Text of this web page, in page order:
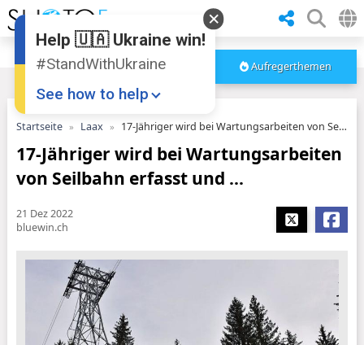
Aufregerthemen
Startseite Laax 17-Jähriger wird bei Wartungsarbeiten von Seilbahn erfasst und ...
17-Jähriger wird bei Wartungsarbeiten
von Seilbahn erfasst und ...
21 Dez 2022
bluewin.ch
Help 🇺🇦 Ukraine win!
#StandWithUkraine
See how to help
Support Ukraine
Share this widget